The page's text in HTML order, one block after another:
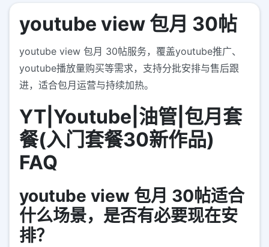
youtube view 包月 30帖
youtube view 包月 30帖服务，覆盖youtube推广、
youtube播放量购买等需求，支持分批安排与售后跟
进，适合包月运营与持续加热。
YT|Youtube|油管|包月套
餐(入门套餐30新作品)
FAQ
youtube view 包月 30帖适合
什么场景，是否有必要现在安
排？